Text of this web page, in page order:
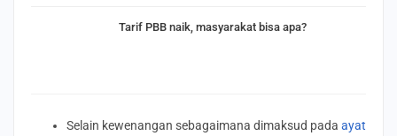
Tarif PBB naik, masyarakat bisa apa?
Selain kewenangan sebagaimana dimaksud pada ayat